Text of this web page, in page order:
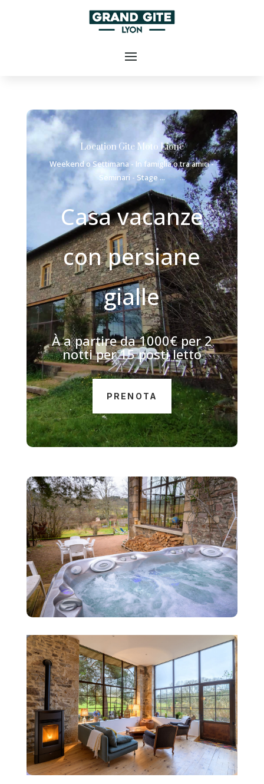
Location Gîte Moto Lione
Weekend o Settimana - In famiglia o tra amici -
Seminari - Stage ...
Casa vacanze
con persiane
gialle
Àa partire da 1000€ per 2
notti per 15 posti letto
PRENOTA